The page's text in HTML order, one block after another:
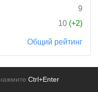
9
10 (+2)
Общий рейтинг
Ctrl+Enter